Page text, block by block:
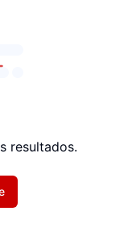
resultados.